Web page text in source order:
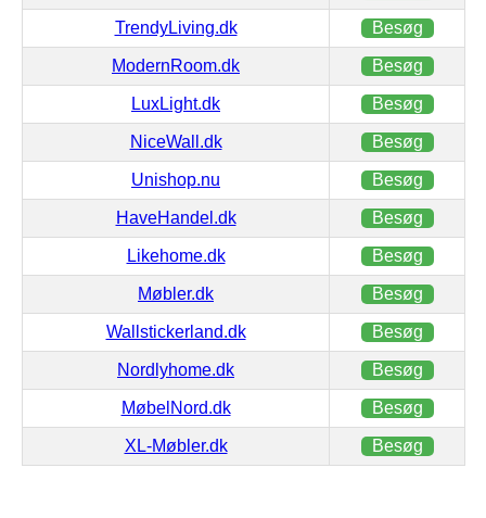
TrendyLiving.dk Besøg
ModernRoom.dk Besøg
LuxLight.dk Besøg
NiceWall.dk Besøg
Unishop.nu Besøg
HaveHandel.dk Besøg
Likehome.dk Besøg
Møbler.dk Besøg
Wallstickerland.dk Besøg
Nordlyhome.dk Besøg
MøbelNord.dk Besøg
XL-Møbler.dk Besøg